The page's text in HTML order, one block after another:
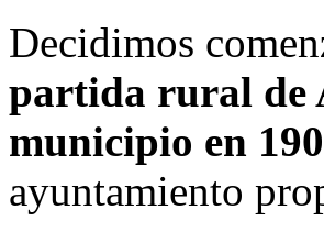
Decidimos
partida rural de
municipio en
ayuntamiento